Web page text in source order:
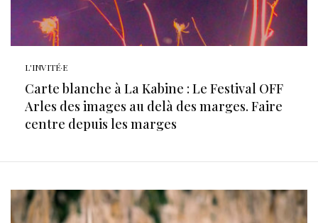
L'INVITÉ·E
Carte blanche à La Kabine : Le Festival OFF
Arles des images au delà des marges. Faire
centre depuis les marges